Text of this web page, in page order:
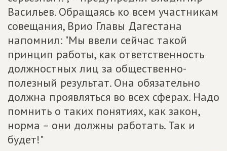
Васильев. Обращаясь ко всем участникам
совещания, Врио Главы Дагестана
напомнил: "Мы ввели сейчас такой
принцип работы, как ответственность
должностных лиц за общественно-
полезный результат. Она обязательно
должна проявляться во всех сферах. Надо
помнить о таких понятиях, как закон,
норма – они должны работать. Так и
будет!"